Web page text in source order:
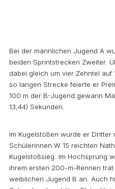
Bei der männlichen Jugend A
beiden Sprintstrecken Zweiter.
dabei gleich um vier Zehntel auf
so langen Strecke feierte er
100 m der B-Jugend gewann
13,44) Sekunden.
Im Kugelstoßen wurde er Dritter
Schülerinnen W 15 reichten
Kugelstoßsieg. Im Hochsprung
ihrem ersten 200-m-Rennen
weiblichen Jugend B an. Auch